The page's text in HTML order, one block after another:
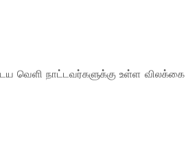
வெளி நாட்டவர்களுக்கு உள்ள விலக்கை